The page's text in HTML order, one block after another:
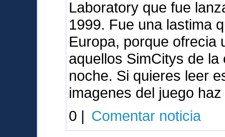
Laboratory que fue
1999. Fue una lastima
Europa, porque ofrecia
aquellos SimCitys de
noche. Si quieres leer
imagenes del juego
0 | Comentar noticia